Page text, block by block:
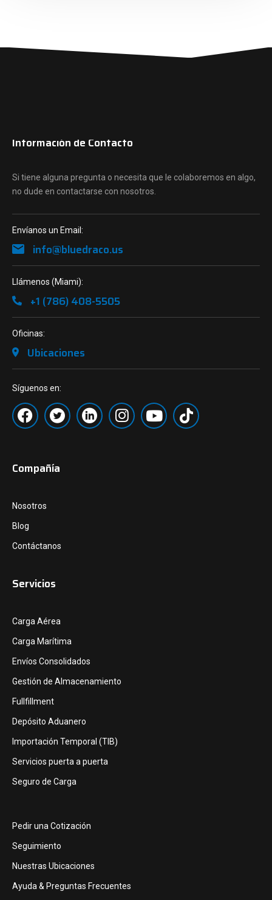
Información de Contacto
Si tiene alguna pregunta o necesita que le colaboremos en algo,
no dude en contactarse con nosotros.
Envíanos un Email:
info@bluedraco.us
Llámenos (Miami):
+1 (786) 408-5505
Oficinas:
Ubicaciones
Síguenos en:
Compañía
Nosotros
Blog
Contáctanos
Servicios
Carga Aérea
Carga Marítima
Envíos Consolidados
Gestión de Almacenamiento
Fullfillment
Depósito Aduanero
Importación Temporal (TIB)
Servicios puerta a puerta
Seguro de Carga
Pedir una Cotización
Seguimiento
Nuestras Ubicaciones
Ayuda & Preguntas Frecuentes